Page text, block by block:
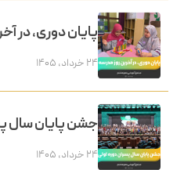
پایان دوری، در
۲۴ خرداد, ۱۴۰۵
جشن پایان سال
۲۴ خرداد, ۱۴۰۵